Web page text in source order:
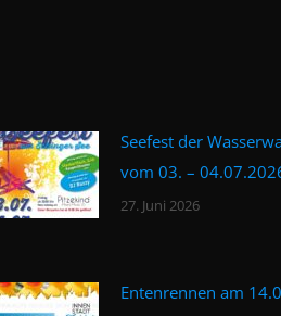
Seefest der
vom 03. –
27. Juni 2026
Entenrennen am